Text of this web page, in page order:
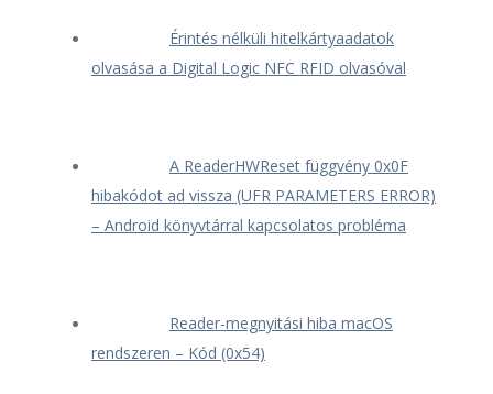
Érintés nélküli hitelkártyaadatok
olvasása a Digital Logic NFC RFID olvasóval
A ReaderHWReset függvény 0x0F
hibakódot ad vissza (UFR PARAMETERS ERROR)
– Android könyvtárral kapcsolatos probléma
Reader-megnyitási hiba macOS
rendszeren – Kód (0x54)